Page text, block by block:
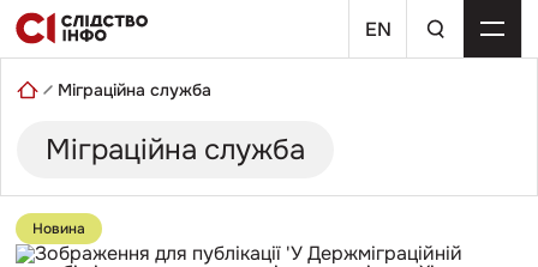
Skip
to
content
EN
пошуковий
запит
Міграційна служба
Міграційна служба
Перейти
до
публікації
Новина